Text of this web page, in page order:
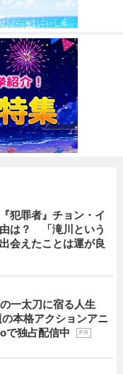
犯罪者』チョン・イ
は？ 「滝川という
会えたことは運が良
一太刀に宿る人生
本格アクションアニ
で独占配信中
P R